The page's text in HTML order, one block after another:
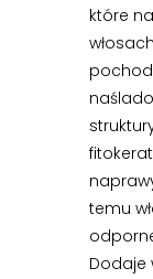
które
temu
Dodaje